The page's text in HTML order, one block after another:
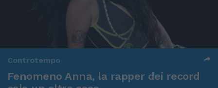
Controtempo
Fenomeno Anna, la rapper dei record